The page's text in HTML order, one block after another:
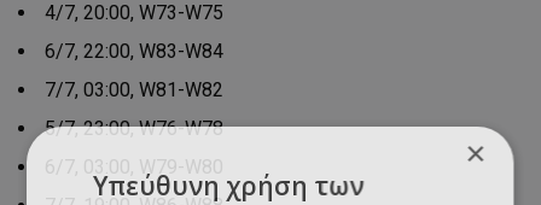
4/7, 20:00, W73-W75
6/7, 22:00, W83-W84
7/7, 03:00, W81-W82
5/7, 23:00, W76-W78
6/7, 03:00, W79-W80
×
Υπεύθυνη χρήση των